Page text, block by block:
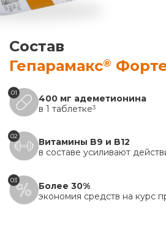
Состав
Гепарамакс®
01
400 мг адеметионина
в 1 таблетке3
02
Витамины B9 и B12
в составе усиливают
03
Более 30%
экономия средств на курс